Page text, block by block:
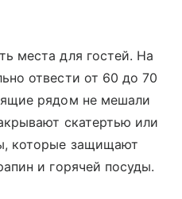
места для гостей. На
отвести от 60 до 70
рядом не мешали
скатертью или
которые защищают
и горячей посуды.